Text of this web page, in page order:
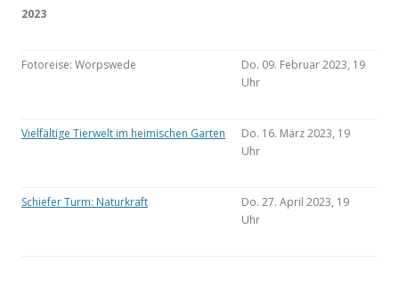
2023
Fotoreise: Worpswede
Do. 09. Februar 2023, 19
Uhr
Vielfältige Tierwelt im heimischen Garten
Do. 16. März 2023, 19
Uhr
Schiefer Turm: Naturkraft
Do. 27. April 2023, 19
Uhr